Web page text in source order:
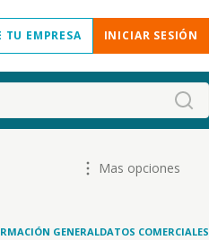
TU EMPRESA INICIAR SESIÓN
Mas opciones
GENERALDATOS COMERCIALES